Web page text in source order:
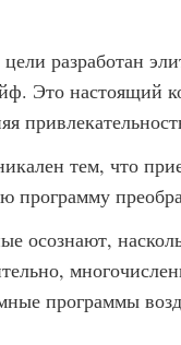
цели разработан
Это настоящий
тем, что
программу
осознают,
программы